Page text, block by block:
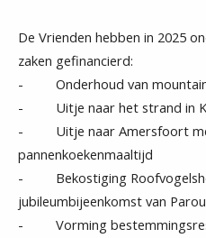
De Vrienden hebben in 2025
zaken gefinancierd:
- Onderhoud van
- Uitje naar het strand in
- Uitje naar Amersfoort
pannenkoekenmaaltijd
- Bekostiging
jubileumbijeenkomst van
- Vorming